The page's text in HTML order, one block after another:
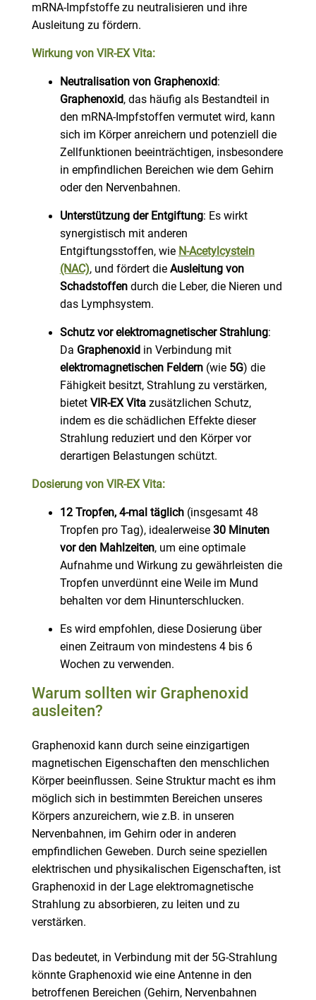
mRNA-Impfstoffe zu neutralisieren und ihre
Ausleitung zu fördern.
Wirkung von VIR-EX Vita:
Neutralisation von Graphenoxid:
Graphenoxid, das häufig als Bestandteil in
den mRNA-Impfstoffen vermutet wird, kann
sich im Körper anreichern und potenziell die
Zellfunktionen beeinträchtigen, insbesondere
in empfindlichen Bereichen wie dem Gehirn
oder den Nervenbahnen.
Unterstützung der Entgiftung: Es wirkt
synergistisch mit anderen
Entgiftungsstoffen, wie N-Acetylcystein
(NAC), und fördert die Ausleitung von
Schadstoffendurch die Leber, die Nieren und
das Lymphsystem.
Schutz vor elektromagnetischer Strahlung:
Da Graphenoxid in Verbindung mit
elektromagnetischen Feldern(wie 5G) die
Fähigkeit besitzt, Strahlung zu verstärken,
bietet VIR-EX Vitazusätzlichen Schutz,
indem es die schädlichen Effekte dieser
Strahlung reduziert und den Körper vor
derartigen Belastungen schützt.
Dosierung von VIR-EX Vita:
12 Tropfen, 4-mal täglich(insgesamt 48
Tropfen pro Tag), idealerweise 30 Minuten
vor den Mahlzeiten, um eine optimale
Aufnahme und Wirkung zu gewährleisten die
Tropfen unverdünnt eine Weile im Mund
behalten vor dem Hinunterschlucken.
Es wird empfohlen, diese Dosierung über
einen Zeitraum von mindestens 4 bis 6
Wochen zu verwenden.
Warum sollten wir Graphenoxid
ausleiten?
Graphenoxid kann durch seine einzigartigen
magnetischen Eigenschaften den menschlichen
Körper beeinflussen. Seine Struktur macht es ihm
möglich sich in bestimmten Bereichen unseres
Körpers anzureichern, wie z.B. in unseren
Nervenbahnen, im Gehirn oder in anderen
empfindlichen Geweben. Durch seine speziellen
elektrischen und physikalischen Eigenschaften, ist
Graphenoxid in der Lage elektromagnetische
Strahlung zu absorbieren, zu leiten und zu
verstärken.
Das bedeutet, in Verbindung mit der 5G-Strahlung
könnte Graphenoxid wie eine Antenne in den
betroffenen Bereichen (Gehirn, Nervenbahnen